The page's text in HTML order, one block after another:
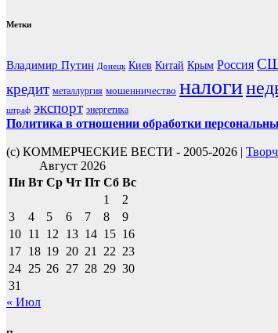
Метки
Владимир Путин Донецк Киев Китай Крым Россия
кредит металлургия мошенничество налоги
штраф экспорт энергетика
Политика в отношении обработки
(с) КОММЕРЧЕСКИЕ ВЕСТИ - 2005-2026 |
Август 2026
Пн Вт Ср Чт Пт Сб Вс
1
2
3
4 5 6 7 8
9
10 11 12 13 14 15 16
17 18 19 20 21 22 23
24 25 26 27 28 29 30
31
« Июл